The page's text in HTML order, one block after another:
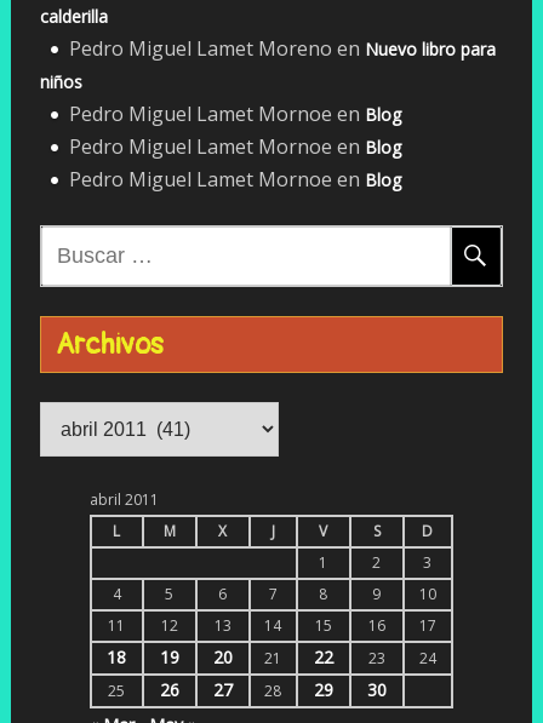
calderilla
Pedro Miguel Lamet Moreno en Nuevo libro para
niños
Pedro Miguel Lamet Mornoe en Blog
Pedro Miguel Lamet Mornoe en Blog
Pedro Miguel Lamet Mornoe en Blog
Archivos
Archivos
abril 2011
L
M X J V S
D
1
2
3
4
5 6 7 8 9
10
11
12 13 14 15 16 17
18 19 20 21 22 23
24
25
26 27 28 29
30